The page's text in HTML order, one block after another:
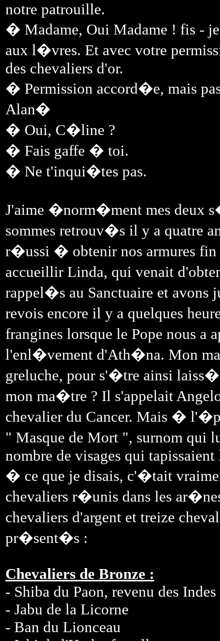
notre patrouille.
� Madame, Oui Madame ! fis -
aux l�vres. Et avec votre
des chevaliers d'or.
� Permission accord�e, mais
Alan�
� Oui, C�line ?
� Fais gaffe � toi.
� Ne t'inqui�tes pas.
J'aime �norm�ment mes deux
sommes retrouv�s il y a quatre
r�ussi � obtenir nos armures fin
accueillir Linda, qui venait
rappel�s au Sanctuaire et
revois encore il y a quelques
frangines lorsque le Pope nous a
l'enl�vement d'Ath�na. Mon
greluche, pour s'�tre ainsi laiss�
mon ma�tre ? Il s'appelait
chevalier du Cancer. Mais �
" Masque de Mort ", surnom qui
nombre de visages qui
� ce que je disais, c'�tait
chevaliers r�unis dans les
chevaliers d'argent et treize
pr�sent�s :
Chevaliers de Bronze :
- Shiba du Paon, revenu des Indes
- Jabu de la Licorne
- Ban du Lionceau